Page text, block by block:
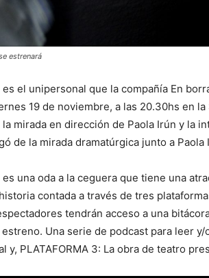
estrenará
es el unipersonal que la compañía En
19 de noviembre, a las 20.30hs en la
mirada en dirección de Paola Irún y la
de la mirada dramatúrgica junto a Paola
una oda a la ceguera que tiene una
contada a través de tres
tendrán acceso a una
Una serie de podcast para leer y/
y, PLATAFORMA 3: La obra de teatro